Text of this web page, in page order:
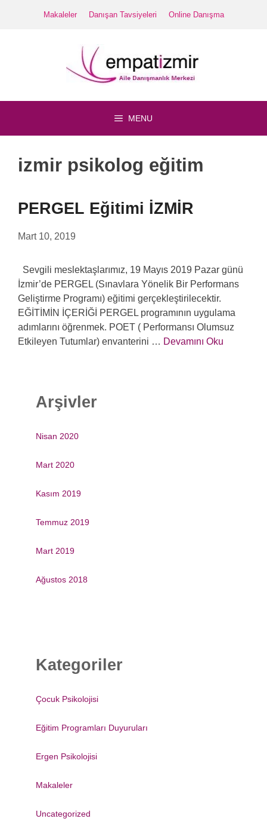
Makaleler Danışan Tavsiyeleri Online Danışma
MENU
izmir psikolog eğitim
PERGEL Eğitimi İZMİR
Mart 10, 2019
Sevgili meslektaşlarımız, 19 Mayıs 2019 Pazar günü
İzmir’de PERGEL (Sınavlara Yönelik Bir Performans
Geliştirme Programı) eğitimi gerçekleştirilecektir.
EĞİTİMİN İÇERİĞİ PERGEL programının uygulama
adımlarını öğrenmek. POET ( Performansı Olumsuz
Etkileyen Tutumlar) envanterini … Devamını Oku
Arşivler
Nisan 2020
Mart 2020
Kasım 2019
Temmuz 2019
Mart 2019
Ağustos 2018
Kategoriler
Çocuk Psikolojisi
Eğitim Programları Duyuruları
Ergen Psikolojisi
Makaleler
Uncategorized